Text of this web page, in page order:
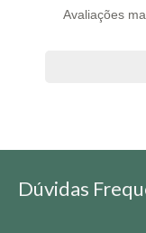
Avaliações
Dúvidas